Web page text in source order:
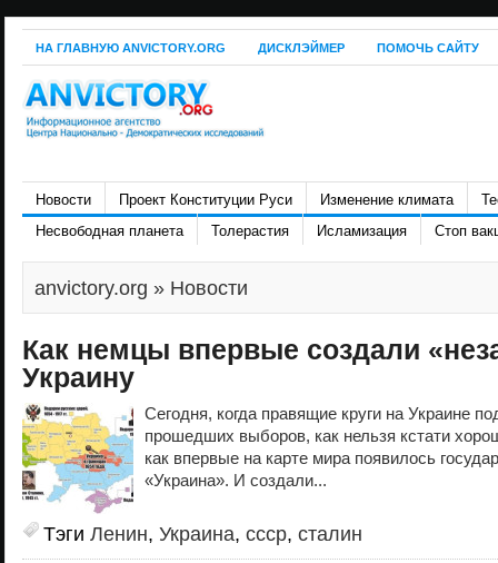
НА ГЛАВНУЮ ANVICTORY.ORG ДИСКЛЭЙМЕР ПОМОЧЬ САЙТУ
Новости Проект Конституции Руси Изменение климата
Несвободная планета
Толерастия Исламизация Стоп
anvictory.org » Новости
Как немцы впервые создали
Украину
Сегодня, когда правящие круги на Украине
прошедших выборов, как нельзя кстати
как впервые на карте мира появилось
«Украина». И создали...
Тэги Ленин, Украина, ссср, сталин